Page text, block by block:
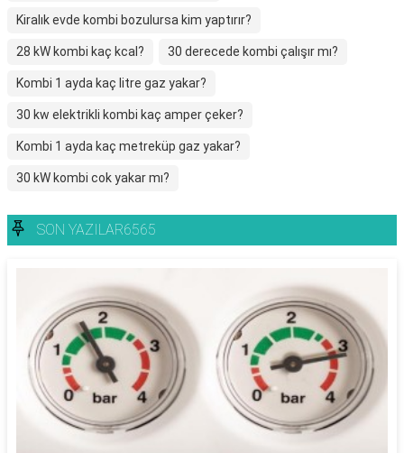
Kiralık evde kombi bozulursa kim yaptırır?
28 kW kombi kaç kcal? 30 derecede kombi çalışır mı?
Kombi 1 ayda kaç litre gaz yakar?
30 kw elektrikli kombi kaç amper çeker?
Kombi 1 ayda kaç metreküp gaz yakar?
30 kW kombi cok yakar mı?
SON YAZILAR6565